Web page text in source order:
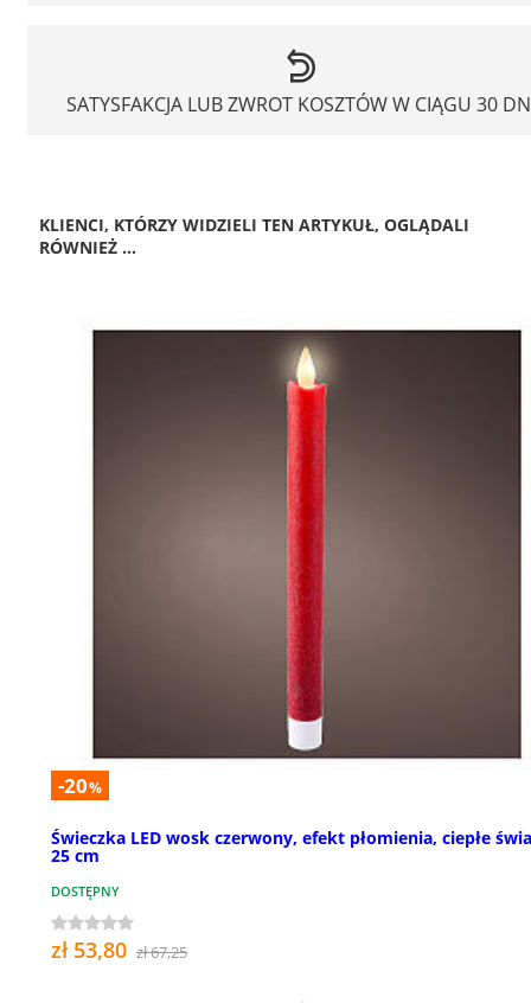
SATYSFAKCJA LUB ZWROT KOSZTÓW W CIĄGU 30
KLIENCI, KTÓRZY WIDZIELI TEN ARTYKUŁ, OGLĄDALI
RÓWNIEŻ ...
-20%
Świeczka LED wosk czerwony, efekt płomienia, ciepłe
25 cm
DOSTĘPNY
zł 53,80 zł 67,25